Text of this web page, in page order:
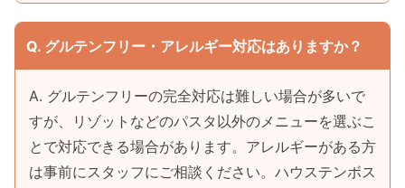
Q. グルテンフリー・アレルギー対応はありますか？
A. グルテンフリーの完全対応は難しい場合が多いで
すが、リゾットなどのパスタ以外のメニューを選ぶこ
とで対応できる場合があります。アレルギーがある方
は事前にスタッフにご相談ください。ハウステンボス